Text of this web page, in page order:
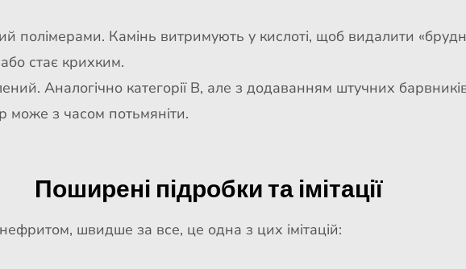
полімерами. Камінь витримують у кислоті, щоб видалити
стає крихким.
Аналогічно категорії B, але з додаванням штучних
може з часом потьмяніти.
Поширені підробки та імітації
швидше за все, це одна з цих імітацій: